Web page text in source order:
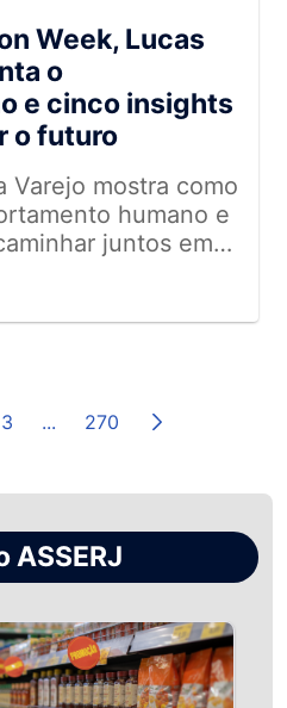
Week, Lucas
o
e cinco insights
o futuro
Varejo mostra como
humano e
juntos em
transformações
3 ... 270
ASSERJ